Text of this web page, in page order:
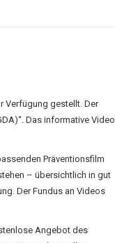
Verfügung gestellt. Der
Das informative Video
Präventionsfilm
– übersichtlich in gut
Der Fundus an Videos
Angebot des